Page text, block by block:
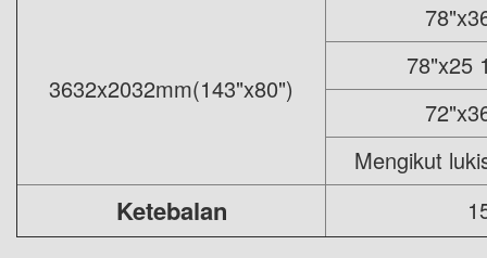
3632x2032mm(143"x80")
78"x25
Mengikut
Ketebalan